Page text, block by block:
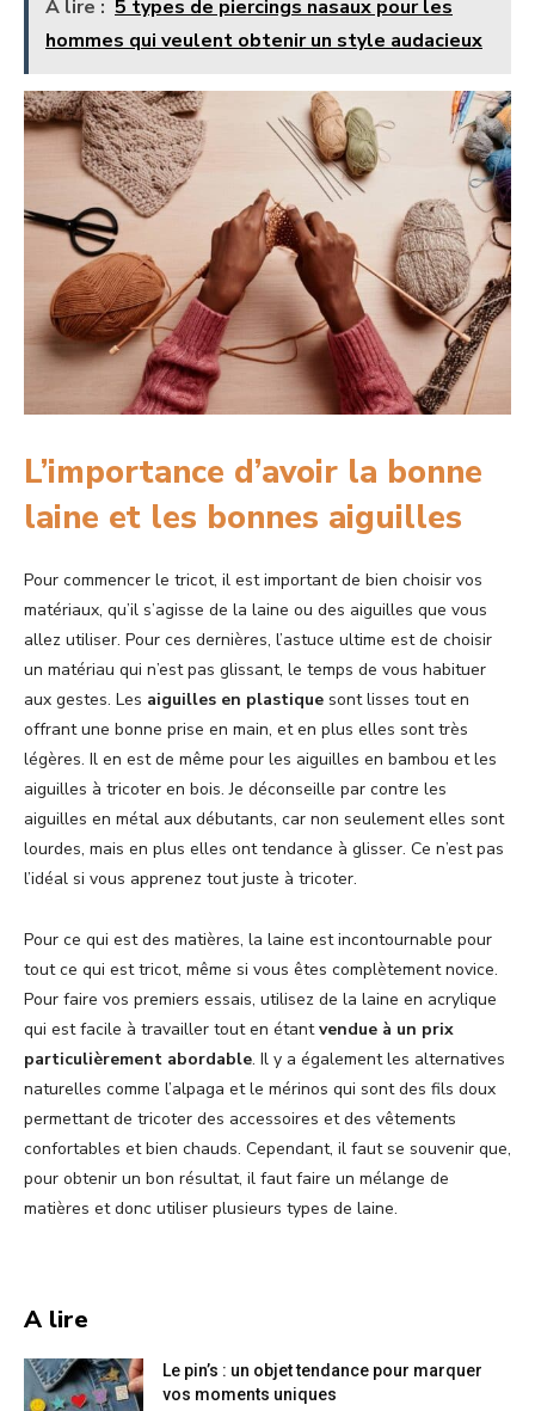
A lire : 5 types de piercings nasaux pour les
hommes qui veulent obtenir un style audacieux
L’importance d’avoir la bonne
laine et les bonnes aiguilles
Pour commencer le tricot, il est important de bien choisir vos
matériaux, qu’il s’agisse de la laine ou des aiguilles que vous
allez utiliser. Pour ces dernières, l’astuce ultime est de choisir
un matériau qui n’est pas glissant, le temps de vous habituer
aux gestes. Les aiguilles en plastique sont lisses tout en
offrant une bonne prise en main, et en plus elles sont très
légères. Il en est de même pour les aiguilles en bambou et les
aiguilles à tricoter en bois. Je déconseille par contre les
aiguilles en métal aux débutants, car non seulement elles sont
lourdes, mais en plus elles ont tendance à glisser. Ce n’est pas
l’idéal si vous apprenez tout juste à tricoter.
Pour ce qui est des matières, la laine est incontournable pour
tout ce qui est tricot, même si vous êtes complètement novice.
Pour faire vos premiers essais, utilisez de la laine en acrylique
qui est facile à travailler tout en étantvendue à un prix
particulièrement abordable. Il y a également les alternatives
naturelles comme l’alpaga et le mérinos qui sont des fils doux
permettant de tricoter des accessoires et des vêtements
confortables et bien chauds. Cependant, il faut se souvenir que,
pour obtenir un bon résultat, il faut faire un mélange de
matières et donc utiliser plusieurs types de laine.
A lire
Le pin’s : un objet tendance pour marquer
vos moments uniques